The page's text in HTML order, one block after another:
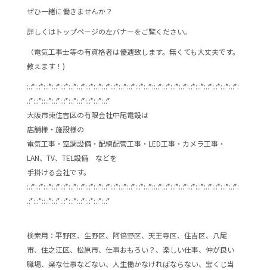
ぜひ一緒に働きませんか？
詳しくはトップページの左バナーをご覧ください。
（電気工事士等の有資格者は優遇致します。無くても大丈夫です。
教えます！)
:.:*:.:*:.:*:.:*:.:*:.:*:.:*:.:*:.:*:.:*:.:*:.:*:.:*:.:*:.:*::.:*:.:*:.:*:.:*:.:*:.:*:.:*:.:*:.:*:.:*:
.:*:.:*::.:*:.:*:.:*:.:*:.:*:.:*:.:*:.:*
大阪市東住吉区の有限会社中尾電設は
店舗様・施設様の
電気工事・空調設備・配線配管工事・LED工事・カメラ工事・
LAN、TV、TEL設備 などを
手掛ける会社です。
:.:*:.:*:.:*:.:*:.:*:.:*:.:*:.:*:.:*:.:*:.:*:.:*:.:*:.:*:.:*::.:*:.:*:.:*:.:*:.:*:.:*:.:*:.:*:.:*:.:*:
.:*:.:*::.:*:.:*:.:*:.:*:.:*:.:*:.:*:.:*
検索用：平野区、生野区、阿倍野区、天王寺区、住吉区、八尾
市、住之江区、松原市、仕事おもろい？、楽しい仕事、仲が良い
職場、楽な仕事などない、人生働かなければならない、宝くじ当